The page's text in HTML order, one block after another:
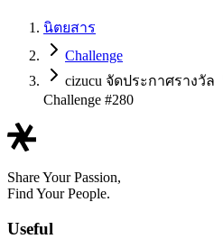
นิตยสาร
Challenge
cizucu จัดประกาศรางวัล
Challenge #280
Share Your Passion,
Find Your People.
Useful